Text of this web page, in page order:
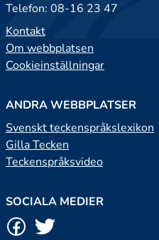
Telefon: 08-16 23 47
Kontakt
Om webbplatsen
Cookieinställningar
ANDRA WEBBPLATSER
Svenskt teckenspråkslexikon
Gilla Tecken
Teckenspråksvideo
SOCIALA MEDIER